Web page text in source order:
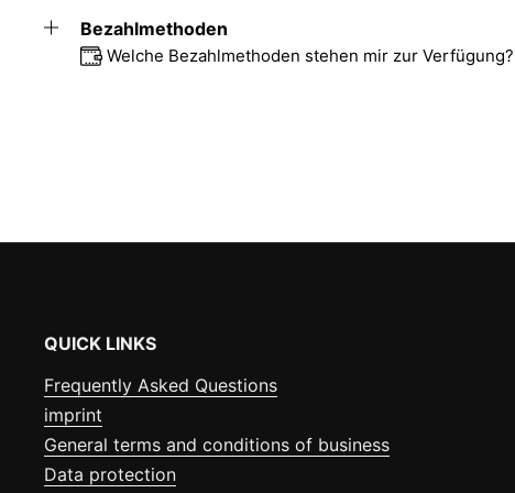
Bezahlmethoden
Welche Bezahlmethoden stehen mir zur Verfügung?
QUICK LINKS
Frequently Asked Questions
imprint
General terms and conditions of business
Data protection